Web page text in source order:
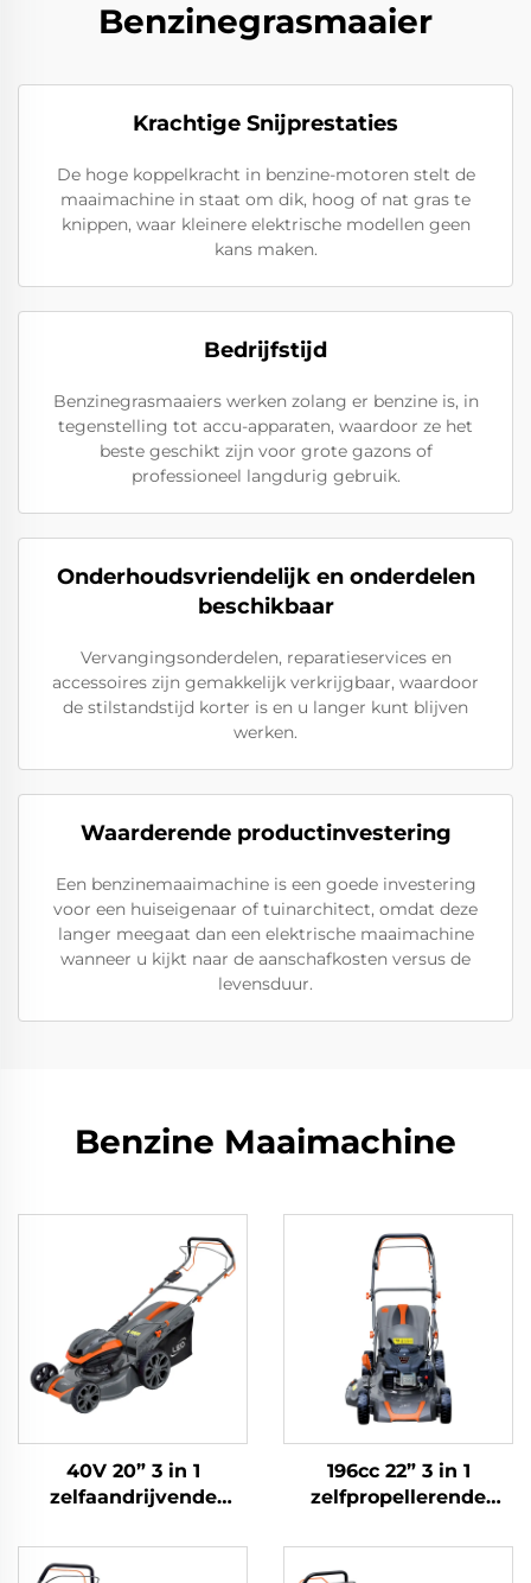
Benzinegrasmaaier
Krachtige Snijprestaties
De hoge koppelkracht in benzine-motoren stelt de
maaimachine in staat om dik, hoog of nat gras te
knippen, waar kleinere elektrische modellen geen
kans maken.
Bedrijfstijd
Benzinegrasmaaiers werken zolang er benzine is, in
tegenstelling tot accu-apparaten, waardoor ze het
beste geschikt zijn voor grote gazons of
professioneel langdurig gebruik.
Onderhoudsvriendelijk en onderdelen
beschikbaar
Vervangingsonderdelen, reparatieservices en
accessoires zijn gemakkelijk verkrijgbaar, waardoor
de stilstandstijd korter is en u langer kunt blijven
werken.
Waarderende productinvestering
Een benzinemaaimachine is een goede investering
voor een huiseigenaar of tuinarchitect, omdat deze
langer meegaat dan een elektrische maaimachine
wanneer u kijkt naar de aanschafkosten versus de
levensduur.
Benzine Maaimachine
40V 20” 3 in 1
zelfaandrijvende
grasmaaier LM51ZLi-2L
196cc 22” 3 in 1
zelfpropellerende
2L(V200)